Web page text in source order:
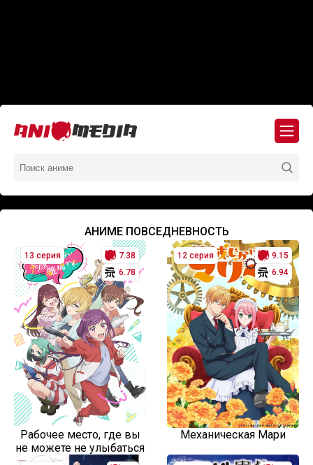
АНИМЕ ПОВСЕДНЕВНОСТЬ
13 серия
7.38
6.78
Рабочее место, где вы
не можете не улыбаться
12 серия
9.15
6.94
Механическая Мари